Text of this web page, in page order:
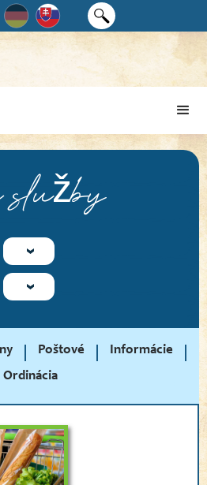
služby
Poštové
Informácie
Ordinácia